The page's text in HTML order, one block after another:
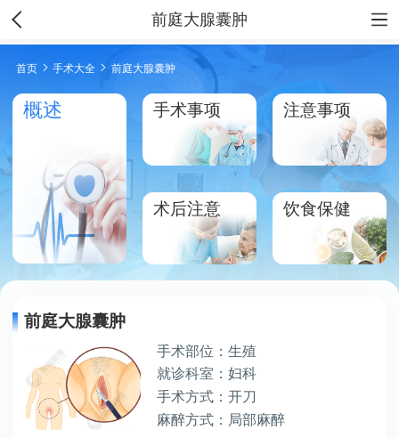
前庭大腺囊肿
首页 手术大全 前庭大腺囊肿
概述 手术事项 注意事项
术后注意 饮食保健
前庭大腺囊肿
手术部位：生殖
就诊科室：妇科
手术方式：开刀
麻醉方式：局部麻醉